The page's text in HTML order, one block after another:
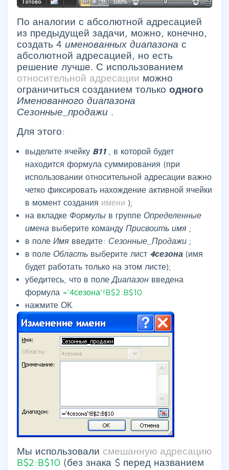
По аналогии с абсолютной адресацией
из предыдущей задачи, можно, конечно,
создать 4 именованных диапазона с
абсолютной адресацией, но есть
решение лучше. С использованием
относительной адресации можно
ограничиться созданием только одного
Именованного диапазона
Сезонные_продажи .
Для этого:
выделите ячейку B11
, в которой будет
находится формула суммирования (при
использовании относительной адресации важно
четко фиксировать нахождение активной ячейки
в момент создания имени );
на вкладке Формулы в группе Определенные
имена выберите команду Присвоить имя ;
в поле Имя введите: Сезонные_Продажи ;
в поле Область выберите лист 4сезона (имя
будет работать только на этом листе);
убедитесь, что в полеДиапазон введена
формула ='4сезона'!B$2:B$10
нажмите ОК.
Мы использовали смешанную адресацию
B$2:B$10 (без знака $ перед названием